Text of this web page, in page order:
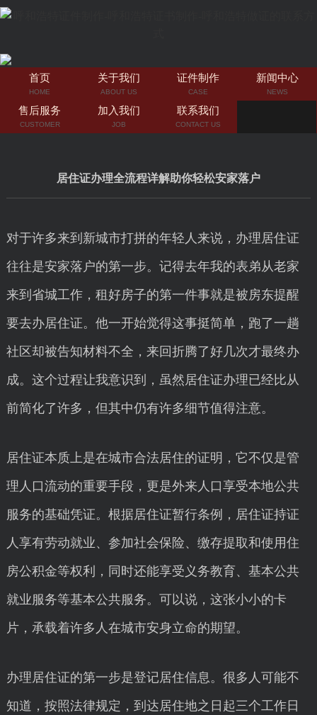
首页
HOME
关于我们
ABOUT US
证件制作
CASE
新闻中心
NEWS
售后服务
CUSTOMER
加入我们
JOB
联系我们
CONTACT US
居住证办理全流程详解助你轻松安家落户
对于许多来到新城市打拼的年轻人来说，办理居住证
往往是安家落户的第一步。记得去年我的表弟从老家
来到省城工作，租好房子的第一件事就是被房东提醒
要去办居住证。他一开始觉得这事挺简单，跑了一趟
社区却被告知材料不全，来回折腾了好几次才最终办
成。这个过程让我意识到，虽然居住证办理已经比从
前简化了许多，但其中仍有许多细节值得注意。
居住证本质上是在城市合法居住的证明，它不仅是管
理人口流动的重要手段，更是外来人口享受本地公共
服务的基础凭证。根据居住证暂行条例，居住证持证
人享有劳动就业、参加社会保险、缴存提取和使用住
房公积金等权利，同时还能享受义务教育、基本公共
就业服务等基本公共服务。可以说，这张小小的卡
片，承载着许多人在城市安身立命的期望。
办理居住证的第一步是登记居住信息。很多人可能不
知道，按照法律规定，到达居住地之日起三个工作日